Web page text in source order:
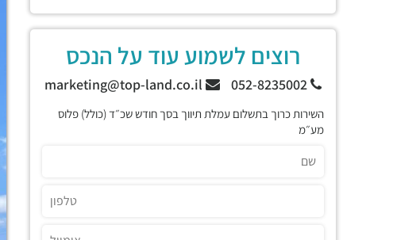
רוצים לשמוע עוד על הנכס
השירות כרוך בתשלום עמלת תיווך בסך חודש שכ״ד (כולל) פלוס
מע״מ